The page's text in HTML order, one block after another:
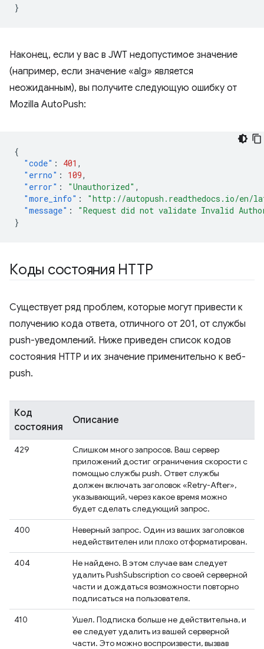
}
Наконец, если у вас в JWT недопустимое значение
(например, если значение «alg» является
неожиданным), вы получите следующую ошибку от
Mozilla AutoPush:
{
"code" : 401 ,
"errno" : 109,
"error" : "Unauthorized" ,
"more_info" :
"http://autopush.readthedocs.io/en/
"message" :
"Request did not validate Invalid
}
Коды состояния HTTP
Существует ряд проблем, которые могут привести к
получению кода ответа, отличного от 201, от службы
push-уведомлений. Ниже приведен список кодов
состояния HTTP и их значение применительно к веб-
push.
Код
состояния
Описание
429
Слишком много запросов. Ваш сервер
приложений достиг ограничения скорости с
помощью службы push. Ответ службы
должен включать заголовок «Retry-After»,
указывающий, через какое время можно
будет сделать следующий запрос.
400
Неверный запрос. Один из ваших заголовков
недействителен или плохо отформатирован.
404
Не найдено. В этом случае вам следует
удалить PushSubscription со своей серверной
части и дождаться возможности повторно
подписаться на пользователя.
410
Ушел. Подписка больше не действительна, и
ее следует удалить из вашей серверной
части. Это можно воспроизвести, вызвав